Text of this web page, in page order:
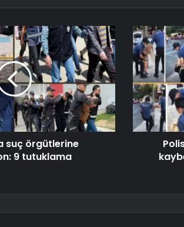
suç örgütlerine
9 tutuklama